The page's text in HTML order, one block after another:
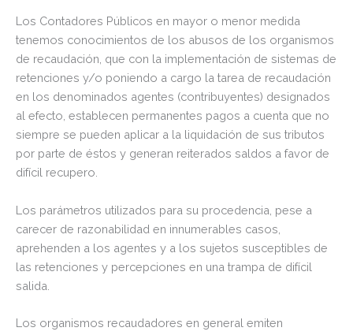
Los Contadores Públicos en mayor o menor medida
tenemos conocimientos de los abusos de los organismos
de recaudación, que con la implementación de sistemas de
retenciones y/o poniendo a cargo la tarea de recaudación
en los denominados agentes (contribuyentes) designados
al efecto, establecen permanentes pagos a cuenta que no
siempre se pueden aplicar a la liquidación de sus tributos
por parte de éstos y generan reiterados saldos a favor de
difícil recupero.
Los parámetros utilizados para su procedencia, pese a
carecer de razonabilidad en innumerables casos,
aprehenden a los agentes y a los sujetos susceptibles de
las retenciones y percepciones en una trampa de difícil
salida.
Los organismos recaudadores en general emiten